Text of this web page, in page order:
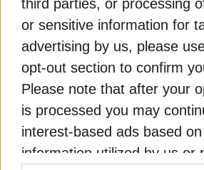
third parties, or processing
or sensitive information for
advertising by us, please
opt-out section to confirm
Please note that after your
is processed you may
interest-based ads based
information utilized by us or
ΗΛΕΚΤΡΟΚΙΝΗΣΗ